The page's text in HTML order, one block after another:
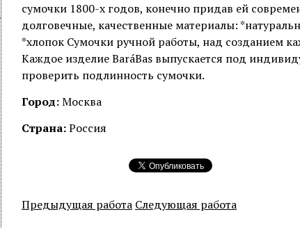
сумочки 1800-х годов, конечно придав ей
долговечные, качественные материалы:
*хлопок Сумочки ручной работы, над созданием
Каждое изделие BaráBas выпускается под
проверить подлинность сумочки.
Город:Москва
Страна:Россия
Предыдущая работа Следующая работа